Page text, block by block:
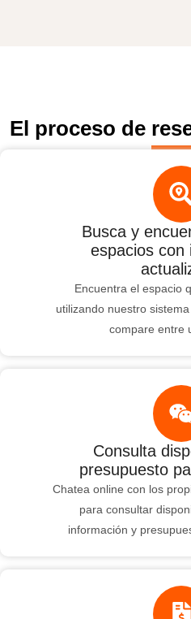
El proceso de
Busca y
espacios con
Encuentra el espacio
utilizando nuestro
compare entre
Consulta
presupuesto
Chatea online con los
para consultar
información y